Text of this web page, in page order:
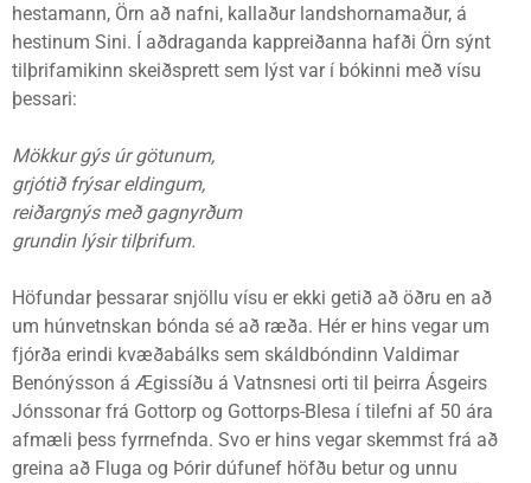
hestamann, Örn að nafni, kallaður landshornamaður, á
hestinum Sini. Í aðdraganda kappreiðanna hafði Örn sýnt
tilþrifamikinn skeiðsprett sem lýst var í bókinni með vísu
þessari:
Mökkur gýs úr götunum,
grjótið frýsar eldingum,
reiðargnýs með gagnyrðum
grundin lýsir tilþrifum.
Höfundar þessarar snjöllu vísu er ekki getið að öðru en að
um húnvetnskan bónda sé að ræða. Hér er hins vegar um
fjórða erindi kvæðabálks sem skáldbóndinn Valdimar
Benónýsson á Ægissíðu á Vatnsnesi orti til þeirra Ásgeirs
Jónssonar frá Gottorp og Gottorps-Blesa í tilefni af 50 ára
afmæli þess fyrrnefnda. Svo er hins vegar skemmst frá að
greina að Fluga og Þórir dúfunef höfðu betur og unnu